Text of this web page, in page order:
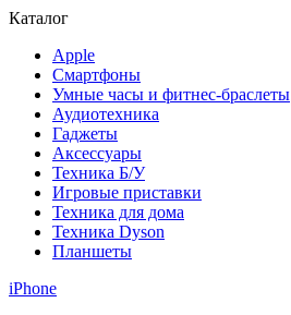
Каталог
Apple
Смартфоны
Умные часы и фитнес-браслеты
Аудиотехника
Гаджеты
Аксессуары
Техника Б/У
Игровые приставки
Техника для дома
Техника Dyson
Планшеты
iPhone